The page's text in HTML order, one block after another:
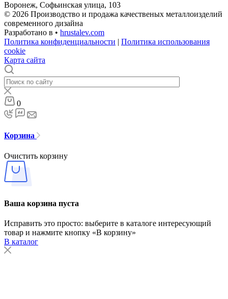
Воронеж, Софьинская улица, 103
© 2026 Производство и продажа качественых металлоизделий
современного дизайна
Разработано в • hrustalev.com
Политика конфиденциальности | Политика использования
cookie
Карта сайта
0
Корзина
Очистить корзину
Ваша корзина пуста
Исправить это просто: выберите в каталоге интересующий
товар и нажмите кнопку «В корзину»
В каталог